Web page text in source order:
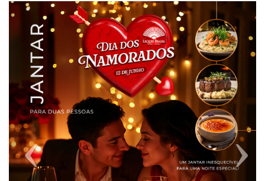
Previous